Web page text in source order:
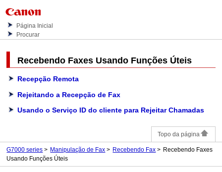
Página Inicial
Procurar
Recebendo Faxes Usando Funções Úteis
Recepção Remota
Rejeitando a Recepção de Fax
Usando o Serviço ID do cliente para Rejeitar Chamadas
Topo da página
G7000 series Manipulação de Fax Recebendo Fax
Recebendo Faxes
Usando Funções Úteis